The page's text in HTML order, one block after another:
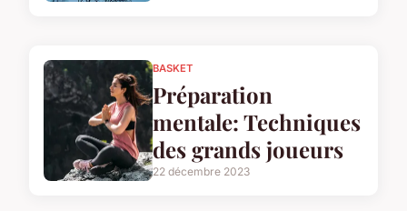
BASKET
Préparation
mentale: Techniques
des grands joueurs
22 décembre 2023